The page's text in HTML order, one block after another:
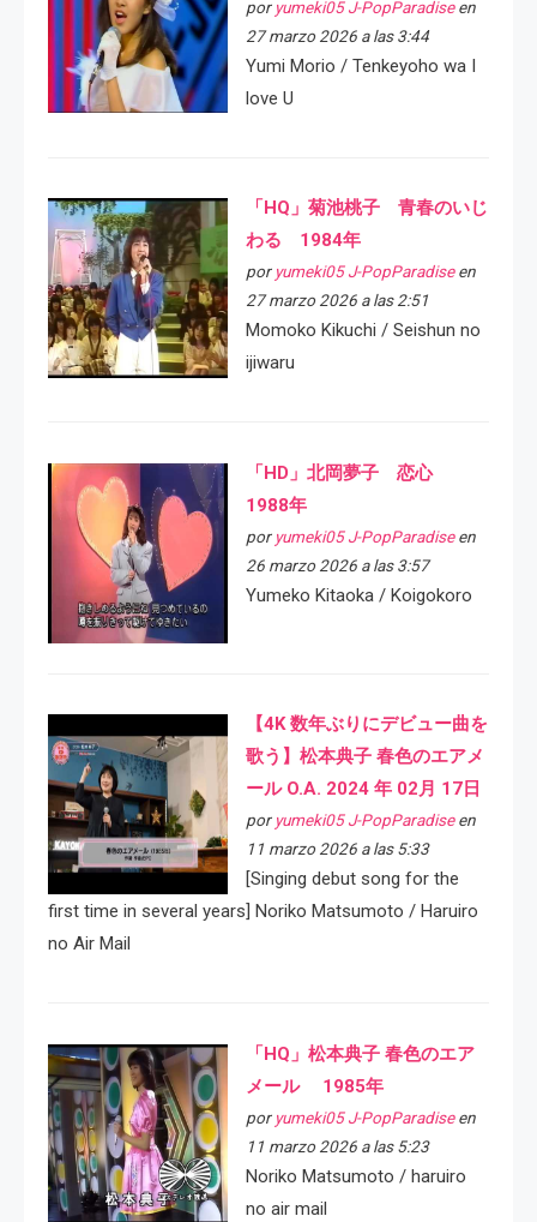
por yumeki05 J-PopParadiseen
27 marzo 2026 a las 3:44
Yumi Morio / Tenkeyoho wa I
love U
「HQ」菊池桃子 青春のいじ
わる 1984年
por yumeki05 J-PopParadiseen
27 marzo 2026 a las 2:51
Momoko Kikuchi / Seishun no
ijiwaru
「HD」北岡夢子 恋心
1988年
por yumeki05 J-PopParadiseen
26 marzo 2026 a las 3:57
Yumeko Kitaoka / Koigokoro
【4K 数年ぶりにデビュー曲を
歌う】松本典子 春色のエアメ
ール O.A. 2024 年 02月 17日
por yumeki05 J-PopParadiseen
11 marzo 2026 a las 5:33
[Singing debut song for the
first time in several years] Noriko Matsumoto / Haruiro
no Air Mail
「HQ」松本典子 春色のエア
メール 1985年
por yumeki05 J-PopParadiseen
11 marzo 2026 a las 5:23
Noriko Matsumoto / haruiro
no air mail